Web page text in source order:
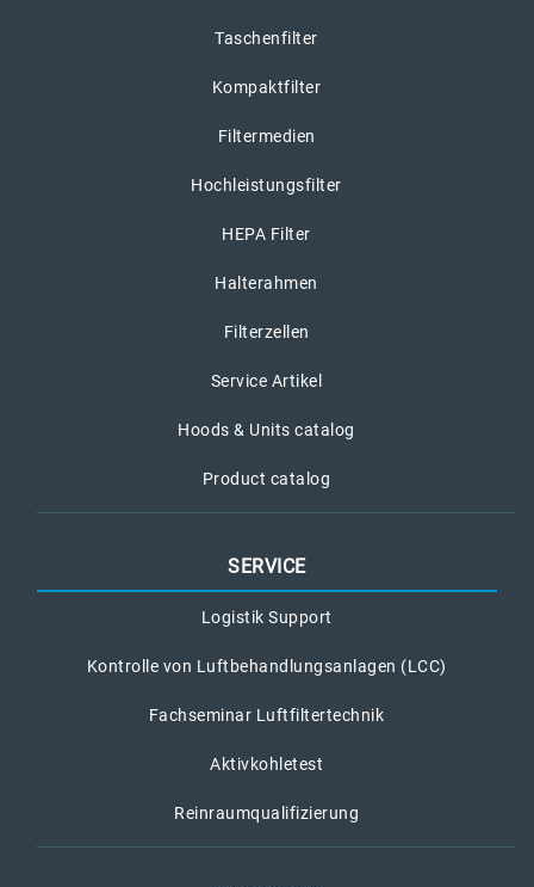
Taschenfilter
Kompaktfilter
Filtermedien
Hochleistungsfilter
HEPA Filter
Halterahmen
Filterzellen
Service Artikel
Hoods & Units catalog
Product catalog
SERVICE
Logistik Support
Kontrolle von Luftbehandlungsanlagen (LCC)
Fachseminar Luftfiltertechnik
Aktivkohletest
Reinraumqualifizierung